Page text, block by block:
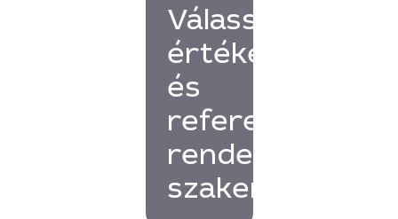
Válassz
értékelésekkel
és
referenciákkal
rendelkező
szakembert!